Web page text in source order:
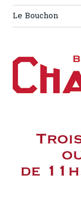
Le Bouchon